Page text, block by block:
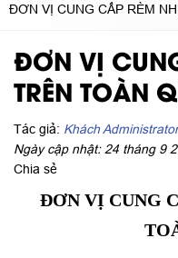
ĐƠN VỊ CUNG CẤP RÈM
ĐƠN VỊ
TRÊN TOÀN
Tác giả: Khách Administrator
Ngày cập nhật: 24 tháng 9
Chia sẻ
ĐƠN VỊ CUNG